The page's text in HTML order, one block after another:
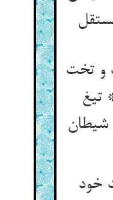
و تخت
تیغ
خود